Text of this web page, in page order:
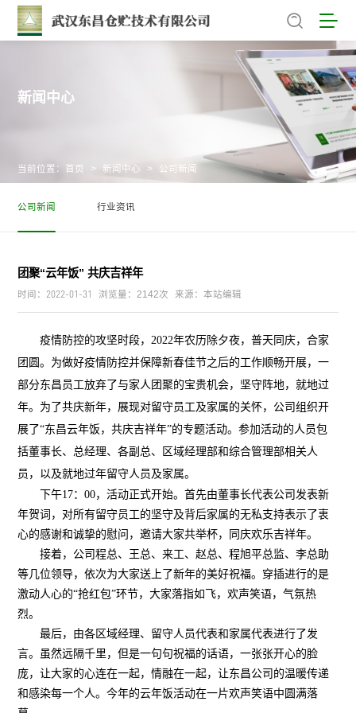
新闻中心
当前位置： 首页 > 新闻中心 > 公司新闻
公司新闻 行业资讯
团聚“云年饭” 共庆吉祥年
时间： 2022-01-31 浏览量：2142次 来源：本站编辑
疫情防控的攻坚时段，2022年农历除夕夜，普天同庆，合家
团圆。为做好疫情防控并保障新春佳节之后的工作顺畅开展，一
部分东昌员工放弃了与家人团聚的宝贵机会，坚守阵地，就地过
年。为了共庆新年，展现对留守员工及家属的关怀，公司组织开
展了“东昌云年饭，共庆吉祥年”的专题活动。参加活动的人员包
括董事长、总经理、各副总、区域经理部和综合管理部相关人
员，以及就地过年留守人员及家属。
下午17：00，活动正式开始。首先由董事长代表公司发表新
年贺词，对所有留守员工的坚守及背后家属的无私支持表示了衷
心的感谢和诚挚的慰问，邀请大家共举杯，同庆欢乐吉祥年。
接着，公司程总、王总、来工、赵总、程旭平总监、李总助
等几位领导，依次为大家送上了新年的美好祝福。穿插进行的是
激动人心的“抢红包”环节，大家落指如飞，欢声笑语，气氛热
烈。
最后，由各区域经理、留守人员代表和家属代表进行了发
言。虽然远隔千里，但是一句句祝福的话语，一张张开心的脸
庞，让大家的心连在一起，情融在一起，让东昌公司的温暖传递
和感染每一个人。今年的云年饭活动在一片欢声笑语中圆满落